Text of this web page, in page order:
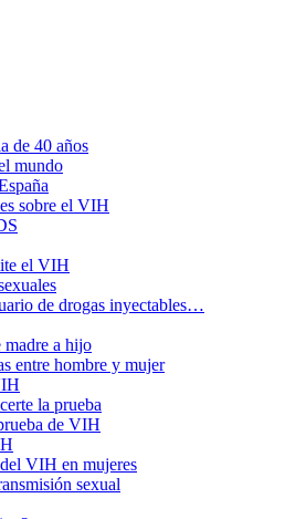
de 40 años
mundo
sobre el VIH
el VIH
de drogas inyectables…
madre a hijo
entre hombre y mujer
la prueba
de VIH
VIH en mujeres
sexual